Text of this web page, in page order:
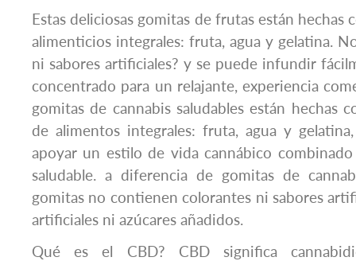
Estas deliciosas gomitas de frutas están hechas
alimenticios integrales: fruta, agua y gelatina.
ni sabores artificiales? y se puede infundir
concentrado para un relajante, experiencia
gomitas de cannabis saludables están hechas
de alimentos integrales: fruta, agua y
apoyar un estilo de vida cannábico
saludable. a diferencia de gomitas de
gomitas no contienen colorantes ni sabores
artificiales ni azúcares añadidos.
Qué es el CBD? CBD significa